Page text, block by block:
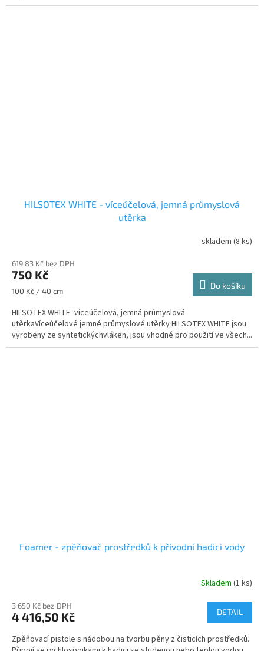
HILSOTEX WHITE - víceúčelová, jemná průmyslová
utěrka
skladem (8 ks)
619,83 Kč bez DPH
750 Kč
Měrná
100 Kč / 40 cm
Do košíku
HILSOTEX WHITE- víceúčelová, jemná průmyslová
utěrkaVíceúčelové jemné průmyslové utěrky HILSOTEX WHITE jsou
vyrobeny ze syntetickýchvláken, jsou vhodné pro použití ve všech...
Foamer - zpěňovač prostředků k přívodní hadici vody
Skladem (1 ks)
3 650 Kč bez DPH
4 416,50 Kč DETAIL
Zpěňovací pistole s nádobou na tvorbu pěny z čisticích prostředků.